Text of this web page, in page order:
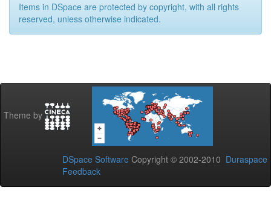
Items in DSpace are protected by copyright, with all rights
reserved, unless otherwise indicated.
Theme by
DSpace Software Copyright © 2002-2010 Duraspace
Feedback